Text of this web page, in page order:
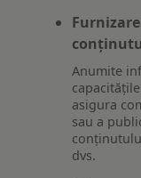
Anumite
asigura
sau a
dvs.